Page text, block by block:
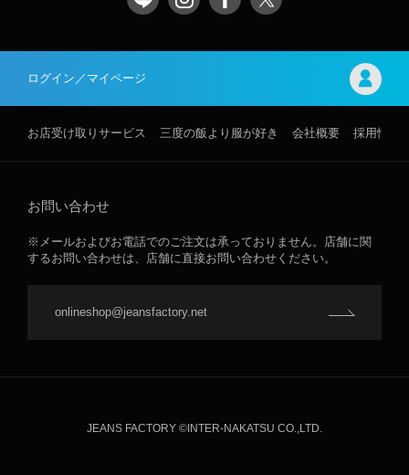
ログイン／マイページ
お店受け取りサービス 三度の飯より服が好き 会社概要 採用情報
お問い合わせ
※メールおよびお電話でのご注文は承っておりません。店舗に関
するお問い合わせは、店舗に直接お問い合わせください。
onlineshop@jeansfactory.net
JEANS FACTORY ©INTER-NAKATSU CO.,LTD.